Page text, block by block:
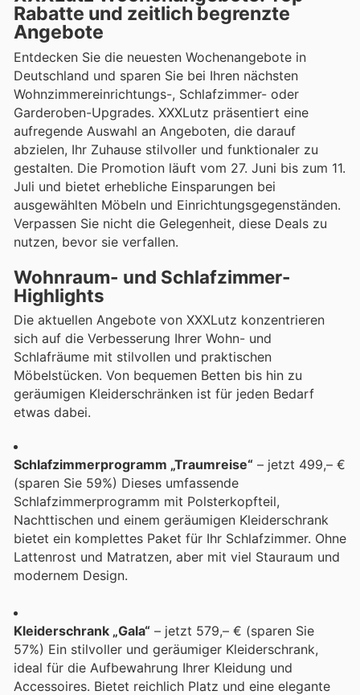
Rabatte und zeitlich begrenzte
Angebote
Entdecken Sie die neuesten Wochenangebote in
Deutschland und sparen Sie bei Ihren nächsten
Wohnzimmereinrichtungs-, Schlafzimmer- oder
Garderoben-Upgrades. XXXLutz präsentiert eine
aufregende Auswahl an Angeboten, die darauf
abzielen, Ihr Zuhause stilvoller und funktionaler zu
gestalten. Die Promotion läuft vom 27. Juni bis zum 11.
Juli und bietet erhebliche Einsparungen bei
ausgewählten Möbeln und Einrichtungsgegenständen.
Verpassen Sie nicht die Gelegenheit, diese Deals zu
nutzen, bevor sie verfallen.
Wohnraum- und Schlafzimmer-
Highlights
Die aktuellen Angebote von XXXLutz konzentrieren
sich auf die Verbesserung Ihrer Wohn- und
Schlafräume mit stilvollen und praktischen
Möbelstücken. Von bequemen Betten bis hin zu
geräumigen Kleiderschränken ist für jeden Bedarf
etwas dabei.
Schlafzimmerprogramm „Traumreise“ – jetzt 499,– €
(sparen Sie 59%) Dieses umfassende
Schlafzimmerprogramm mit Polsterkopfteil,
Nachttischen und einem geräumigen Kleiderschrank
bietet ein komplettes Paket für Ihr Schlafzimmer. Ohne
Lattenrost und Matratzen, aber mit viel Stauraum und
modernem Design.
Kleiderschrank „Gala“ – jetzt 579,– € (sparen Sie
57%) Ein stilvoller und geräumiger Kleiderschrank,
ideal für die Aufbewahrung Ihrer Kleidung und
Accessoires. Bietet reichlich Platz und eine elegante